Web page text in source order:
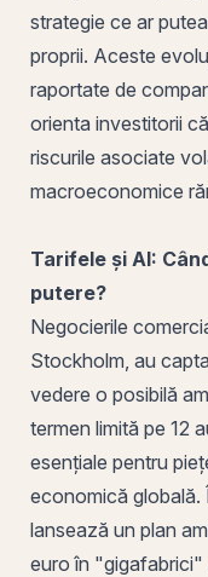
strategie ce ar
proprii. Aceste
raportate de
orienta investitorii
riscurile asociate
macroeconomice
Tarifele și AI:
putere?
Negocierile
Stockholm, au
vedere o posibilă
termen limită pe 12
esențiale pentru
economică globală.
lansează un plan
euro în "gigafabrici"